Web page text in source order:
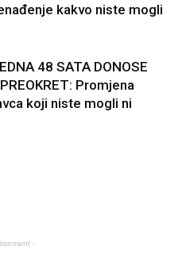
kakvo niste mogli
48 SATA DONOSE
Promjena
koji niste mogli ni
-